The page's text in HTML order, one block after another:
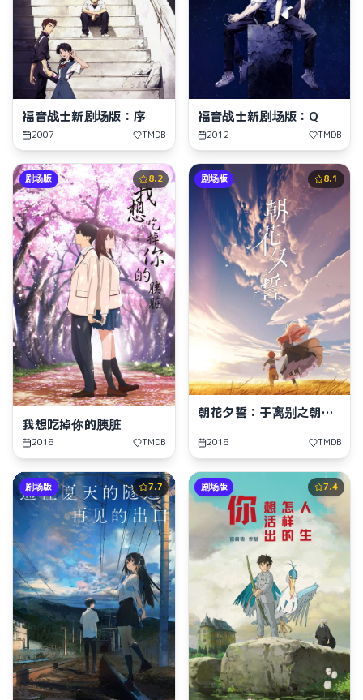
福音战士新剧场版：序
2007 TMDB
福音战士新剧场版：Q
2012 TMDB
8.2
剧场版
我想吃掉你的胰脏
2018 TMDB
8.1
剧场版
朝花夕誓：于离别之朝束
2018 TMDB
7.7
剧场版 7.4
剧场版